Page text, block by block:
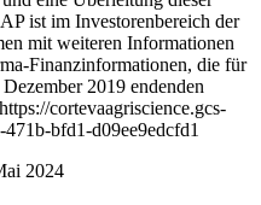
ist im Investorenbereich der
mit weiteren Informationen
Finanzinformationen, die für
2019 endenden
cortevaagriscience.gcs-
bfd1-d09ee9edcfd1
2024